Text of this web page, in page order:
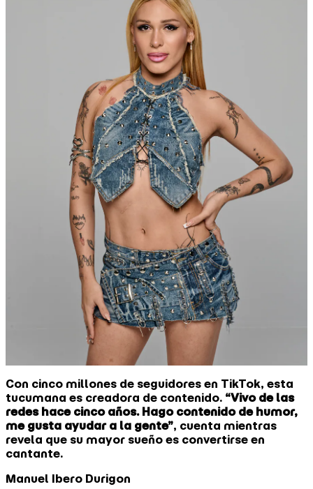
Con cinco millones de seguidores en TikTok, esta
tucumana es creadora de contenido. “Vivo de las
redes hace cinco años. Hago contenido de humor,
me gusta ayudar a la gente”, cuenta mientras
revela que su mayor sueño es convertirse en
cantante.
Manuel Ibero Durigon